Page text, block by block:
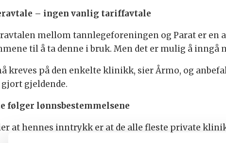
– ingen vanlig tariffavtale
mellom tannlegeforeningen og Parat er
til å ta denne i bruk. Men det er mulig å
kreves på den enkelte klinikk, sier Årmo, og
gjeldende.
følger lønnsbestemmelsene
at hennes inntrykk er at de alle fleste private